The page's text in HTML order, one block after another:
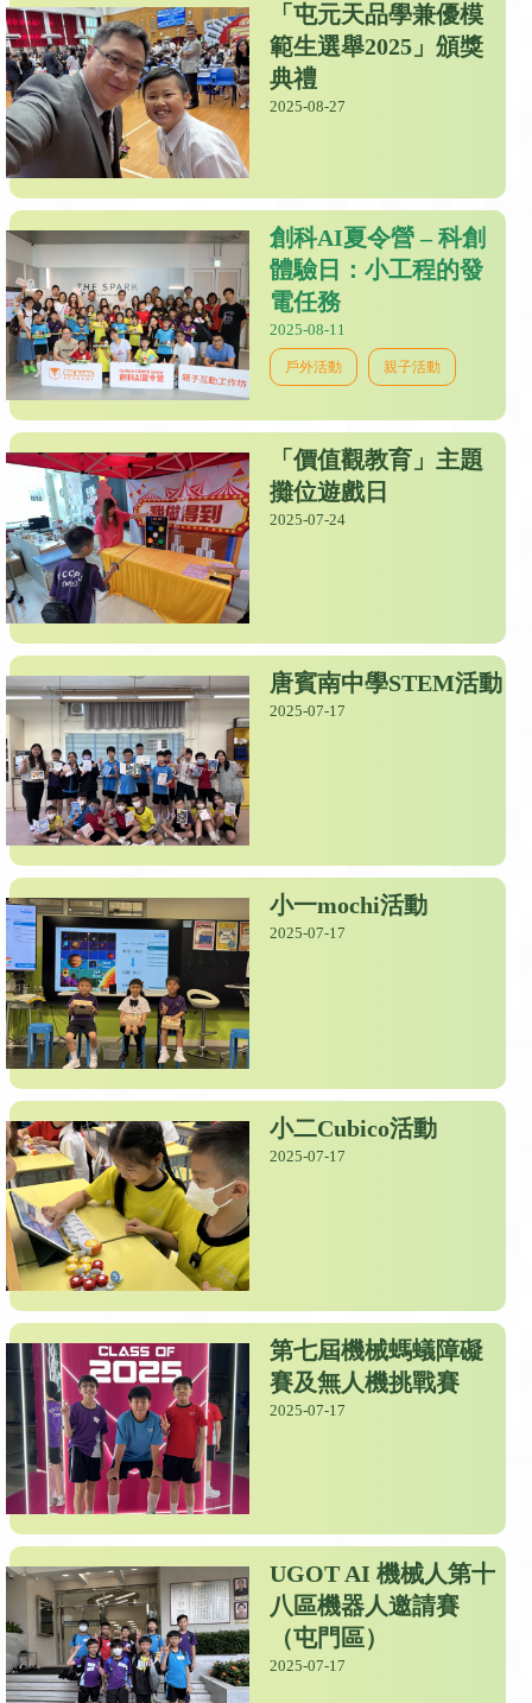
「屯元天品學兼優模
範生選舉2025」頒獎
典禮
2025-08-27
創科AI夏令營 – 科創
體驗日：小工程的發
電任務
2025-08-11
戶外活動 親子活動
「價值觀教育」主題
攤位遊戲日
2025-07-24
唐賓南中學STEM活動
2025-07-17
小一mochi活動
2025-07-17
小二Cubico活動
2025-07-17
第七屆機械螞蟻障礙
賽及無人機挑戰賽
2025-07-17
UGOT AI 機械人第十
八區機器人邀請賽
（屯門區）
2025-07-17